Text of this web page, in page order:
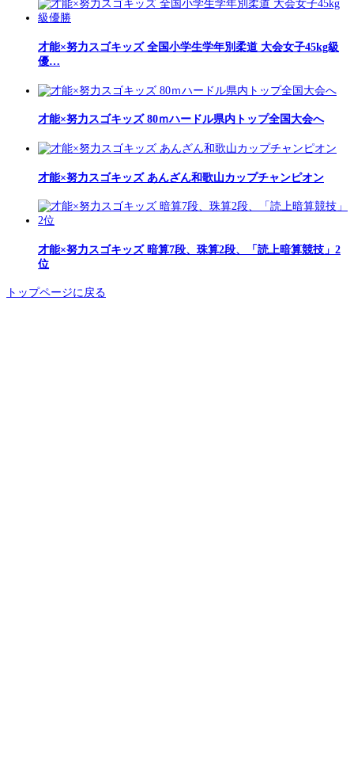
才能×努力スゴキッズ 全国小学生学年別柔道 大会女子45kg級
優…
才能×努力スゴキッズ 80ｍハードル県内トップ全国大会へ
才能×努力スゴキッズ あんざん和歌山カップチャンピオン
才能×努力スゴキッズ 暗算7段、珠算2段、「読上暗算競技」2
位
トップページに戻る